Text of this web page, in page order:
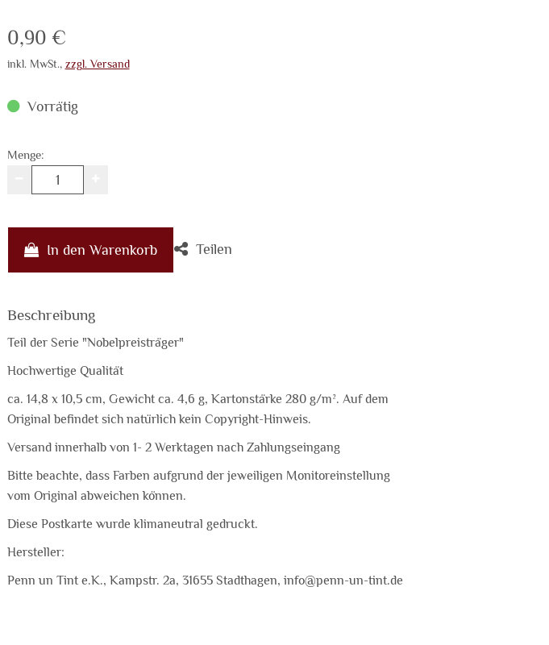
Verkaufspreis: 0,90 €
0,90 €
inkl. MwSt., zzgl. Versand
Vorrätig
Menge:
In den Warenkorb Teilen
Beschreibung
Teil der Serie "Nobelpreisträger"
Hochwertige Qualität
ca. 14,8 x 10,5 cm, Gewicht ca. 4,6 g, Kartonstärke 280 g/m². Auf dem
Original befindet sich natürlich kein Copyright-Hinweis.
Versand innerhalb von 1- 2 Werktagen nach Zahlungseingang
Bitte beachte, dass Farben aufgrund der jeweiligen Monitoreinstellung
vom Original abweichen können.
Diese Postkarte wurde klimaneutral gedruckt.
Hersteller:
Penn un Tint e.K., Kampstr. 2a, 31655 Stadthagen, info@penn-un-tint.de